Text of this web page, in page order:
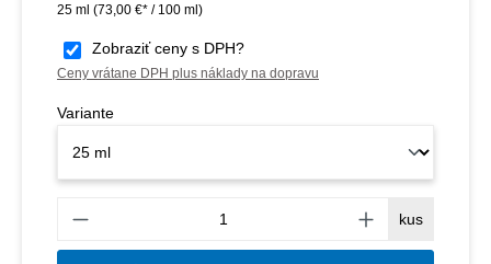
25 ml (73,00 €* / 100 ml)
Zobraziť ceny s DPH?
Ceny vrátane DPH plus náklady na dopravu
Variante
kus